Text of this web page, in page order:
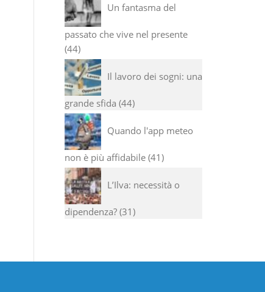
Un fantasma del
passato che vive nel presente
44
Il lavoro dei sogni: una
grande sfida 44
Quando l'app meteo
non è più affidabile 41
L’Ilva: necessità o
dipendenza? 31